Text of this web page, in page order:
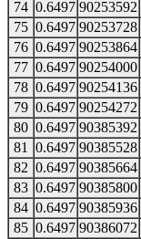
74 0.6497 90253592
75 0.6497 90253728
76 0.6497 90253864
77 0.6497 90254000
78 0.6497 90254136
79 0.6497 90254272
80 0.6497 90385392
81
0.6497 90385528
82 0.6497 90385664
83 0.6497 90385800
84 0.6497 90385936
85 0.6497 90386072